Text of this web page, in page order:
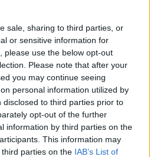
sale, sharing to third parties, or
or sensitive information for
please use the below opt-out
Please note that after your
you may continue seeing
personal information utilized by
to third parties prior to
opt-out of the further
information by third parties on the
This information may
parties on the IAB’s List of